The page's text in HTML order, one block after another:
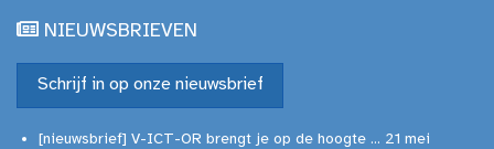
NIEUWSBRIEVEN
Schrijf in op onze nieuwsbrief
[nieuwsbrief] V-ICT-OR brengt je op de hoogte ... 21 mei